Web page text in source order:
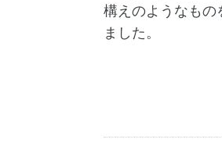
構えのようなもの
ました。